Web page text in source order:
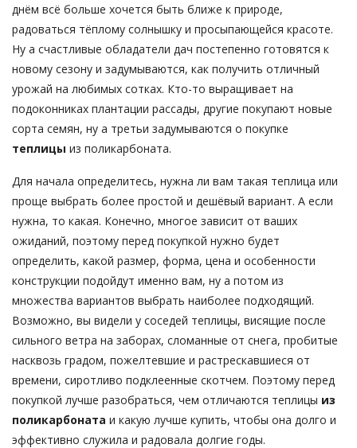
днём всё больше хочется быть ближе к природе,
радоваться тёплому солнышку и просыпающейся красоте.
Ну а счастливые обладатели дач постепенно готовятся к
новому сезону и задумываются, как получить отличный
урожай на любимых сотках. Кто-то выращивает на
подоконниках плантации рассады, другие покупают новые
сорта семян, ну а третьи задумываются о покупке
теплицы из поликарбоната.
Для начала определитесь, нужна ли вам такая теплица или
проще выбрать более простой и дешёвый вариант. А если
нужна, то какая. Конечно, многое зависит от ваших
ожиданий, поэтому перед покупкой нужно будет
определить, какой размер, форма, цена и особенности
конструкции подойдут именно вам, ну а потом из
множества вариантов выбрать наиболее подходящий.
Возможно, вы видели у соседей теплицы, висящие после
сильного ветра на заборах, сломанные от снега, пробитые
насквозь градом, пожелтевшие и растрескавшиеся от
времени, сиротливо подклеенные скотчем. Поэтому перед
покупкой лучше разобраться, чем отличаются теплицы из
поликарбоната и какую лучше купить, чтобы она долго и
эффективно служила и радовала долгие годы.